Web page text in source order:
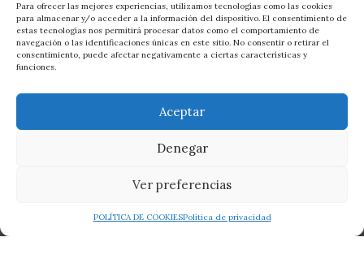
Para ofrecer las mejores experiencias, utilizamos tecnologías como las cookies
para almacenar y/o acceder a la información del dispositivo. El consentimiento de
estas tecnologías nos permitirá procesar datos como el comportamiento de
navegación o las identificaciones únicas en este sitio. No consentir o retirar el
consentimiento, puede afectar negativamente a ciertas características y
funciones.
Aceptar
Denegar
Ver preferencias
POLÍTICA DE COOKIESPolítica de privacidad
LEGAL
Política de Privacidad
Política de Cookies
BRC Asturias - Belén Rodríguez Campo
90,00€
I.V.A
incluido
existencias